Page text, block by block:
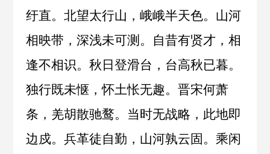
纡直。北望太行山，峨峨半天色。山河
相映带，深浅未可测。自昔有贤才，相
逢不相识。秋日登滑台，台高秋已暮。
独行既未惬，怀土怅无趣。晋宋何萧
条，羌胡散驰鹜。当时无战略，此地即
边戍。兵革徒自勤，山河孰云固。乘闲